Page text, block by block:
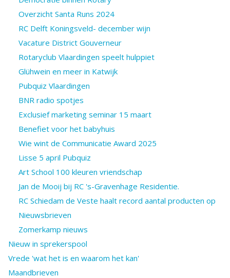
Overzicht Santa Runs 2024
RC Delft Koningsveld- december wijn
Vacature District Gouverneur
Rotaryclub Vlaardingen speelt hulppiet
Glühwein en meer in Katwijk
Pubquiz Vlaardingen
BNR radio spotjes
Exclusief marketing seminar 15 maart
Benefiet voor het babyhuis
Wie wint de Communicatie Award 2025
Lisse 5 april Pubquiz
Art School 100 kleuren vriendschap
Jan de Mooij bij RC 's-Gravenhage Residentie.
RC Schiedam de Veste haalt record aantal producten op
Nieuwsbrieven
Zomerkamp nieuws
Nieuw in sprekerspool
Vrede 'wat het is en waarom het kan'
Maandbrieven